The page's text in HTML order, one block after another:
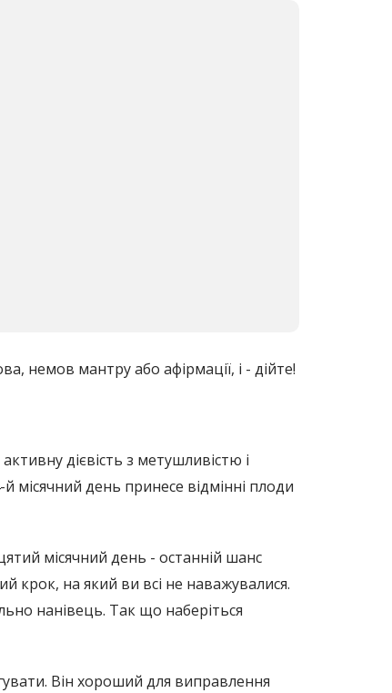
немов мантру або афірмації, і - дійте!
дієвість з метушливістю і
місячний день принесе відмінні плоди
місячний день - останній шанс
крок, на який ви всі не наважувалися.
нанівець. Так що наберіться
Він хороший для виправлення